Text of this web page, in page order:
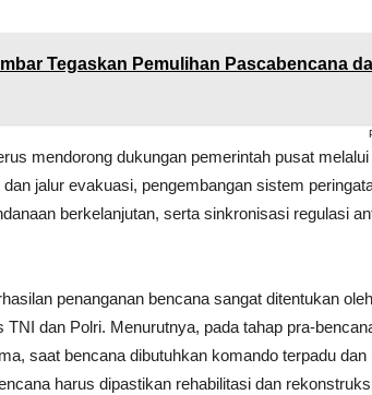
Tegaskan Pemulihan Pascabencana
mendorong dukungan pemerintah pusat
jalur evakuasi, pengembangan sistem
berkelanjutan, serta sinkronisasi regulasi
penanganan bencana sangat ditentukan
dan Polri. Menurutnya, pada tahap pra-
saat bencana dibutuhkan komando terpadu
harus dipastikan rehabilitasi dan